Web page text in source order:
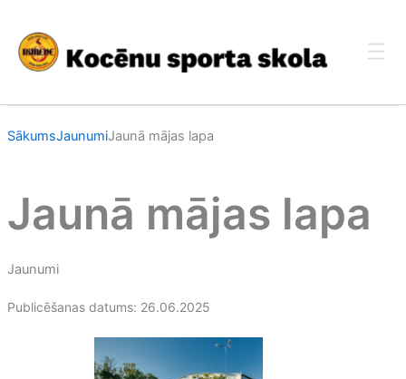
content
SākumsJaunumiJaunā mājas lapa
Jaunā mājas lapa
Jaunumi
Publicēšanas datums: 26.06.2025